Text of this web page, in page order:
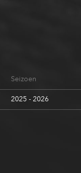
Seizoen
2025 - 2026